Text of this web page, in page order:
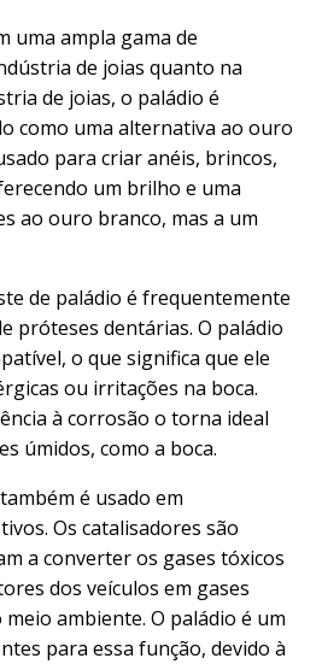
uma ampla gama de
de joias quanto na
de joias, o paládio é
como uma alternativa ao ouro
para criar anéis, brincos,
um brilho e uma
ao ouro branco, mas a um
de paládio é frequentemente
próteses dentárias. O paládio
o que significa que ele
ou irritações na boca.
à corrosão o torna ideal
úmidos, como a boca.
é usado em
Os catalisadores são
a converter os gases tóxicos
dos veículos em gases
ambiente. O paládio é um
para essa função, devido à